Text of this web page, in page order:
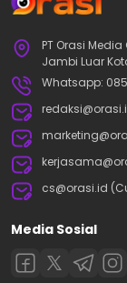
PT Orasi
Jambi Luar
Whatsapp:
cs@orasi.id
Media Sosial